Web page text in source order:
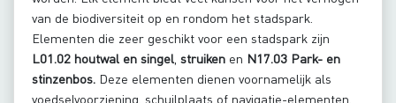
van de biodiversiteit op en rondom het stadspark.
Elementen die zeer geschikt voor een stadspark zijn
L01.02 houtwal en singel struiken en N17.03 Park- en
stinzenbos. Deze elementen dienen voornamelijk als
voedselvoorziening, schuilplaats of navigatie-elementen.